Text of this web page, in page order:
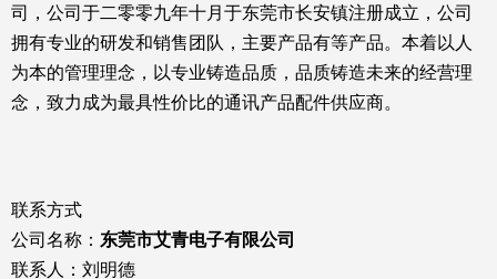
司，公司于二零零九年十月于东莞市长安镇注册成立，公司
拥有专业的研发和销售团队，主要产品有等产品。本着以人
为本的管理理念，以专业铸造品质，品质铸造未来的经营理
念，致力成为最具性价比的通讯产品配件供应商。
联系方式
公司名称： 东莞市艾青电子有限公司
联系人：刘明德